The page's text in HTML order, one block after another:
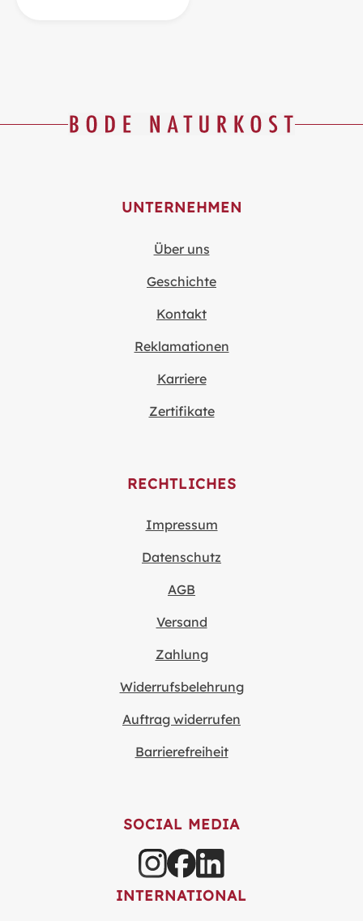
UNTERNEHMEN
Über uns
Geschichte
Kontakt
Reklamationen
Karriere
Zertifikate
RECHTLICHES
Impressum
Datenschutz
AGB
Versand
Zahlung
Widerrufsbelehrung
Auftrag widerrufen
Barrierefreiheit
SOCIAL MEDIA
INTERNATIONAL